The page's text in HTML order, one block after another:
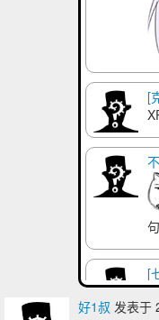
[
[
好1叔 发表于